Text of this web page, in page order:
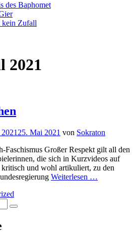
des Baphomet
kein Zufall
2021
25. Mai 2021 von Sokraton
Faschismus Großer Respekt gilt all den
die sich in Kurzvideos auf
kritisch und wohl artikuliert, zu den
Weiterlesen …
Suchen